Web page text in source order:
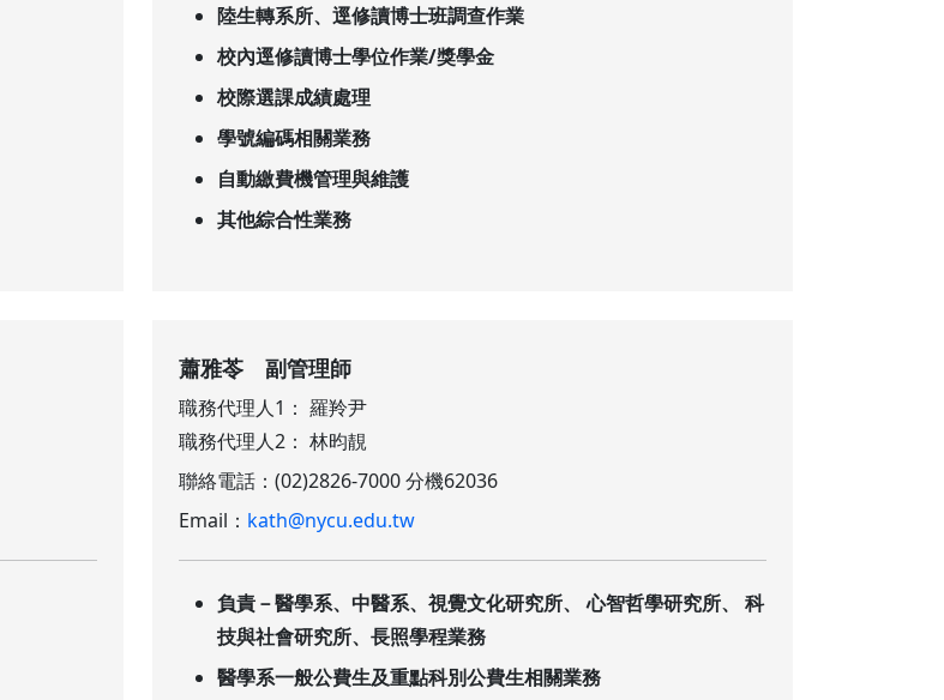
陸生轉系所、逕修讀博士班調查作業
校內逕修讀博士學位作業/獎學金
校際選課成績處理
學號編碼相關業務
自動繳費機管理與維護
其他綜合性業務
蕭雅苓 副管理師
職務代理人1： 羅羚尹
職務代理人2： 林昀靚
聯絡電話：(02)2826-7000 分機62036
Email： kath@nycu.edu.tw
負責－醫學系、中醫系、視覺文化研究所、 心智哲學研究所、 科
技與社會研究所、長照學程業務
醫學系一般公費生及重點科別公費生相關業務